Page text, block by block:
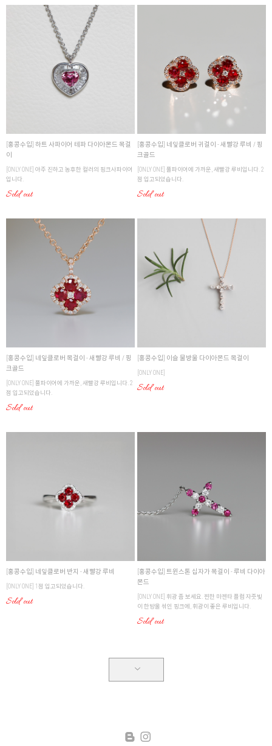
[홍콩수입] 하트 사파이어 테파 다이아몬드 목걸
이
[ONLY ONE] 아주 진하고 농후한 컬러의 핑크사파이어
입니다.
Sold out
[홍콩수입] 네잎클로버 귀걸이 - 새빨강 루비 / 핑
크골드
[ONLY ONE] 풀파이어에 가까운, 새빨강 루비입니다. 2
점 입고되었습니다.
Sold out
[홍콩수입] 네잎클로버 목걸이 - 새빨강 루비 / 핑
크골드
[ONLY ONE] 풀파이어에 가까운, 새빨강 루비입니다. 2
점 입고되었습니다.
Sold out
[홍콩수입] 이슬 물방울 다이아몬드 목걸이
[ONLY ONE]
Sold out
[홍콩수입] 네잎클로버 반지 - 새빨강 루비
[ONLY ONE] 1점 입고되었습니다.
Sold out
[홍콩수입] 트윈스톤 십자가 목걸이 - 루비 다이아
몬드
[ONLY ONE] 휘광 좀 보세요. 찐한 마젠타 플럼 자줏빛
이 한방울 섞인 핑크에, 휘광이 좋은 루비입니다.
Sold out